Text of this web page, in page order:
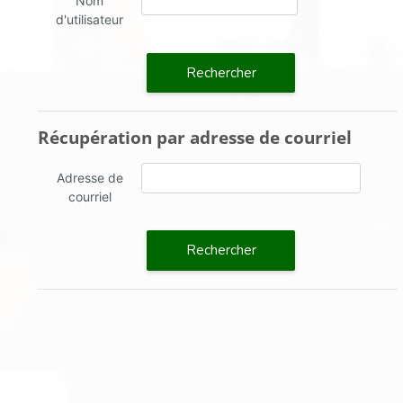
d'utilisateur
Récupération par adresse de courriel
Récupération par adresse de courriel
Adresse de
courriel